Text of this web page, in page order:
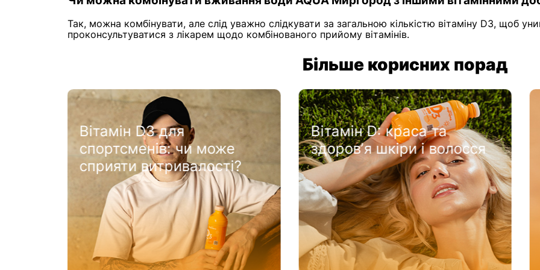
Так, можна комбінувати, але слід уважно слідкувати за загальною кількістю вітаміну D3, щоб
проконсультуватися з лікарем щодо комбінованого прийому вітамінів.
Більше корисних порад
Вітамін D: краса та
здоровʼя шкіри і волосся
Як вживати AQUA
Миргород D3